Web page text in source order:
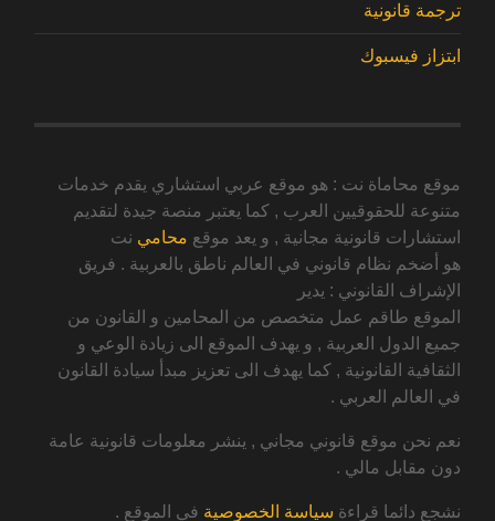
ترجمة قانونية
ابتزاز فيسبوك
موقع محاماة نت : هو موقع عربي استشاري يقدم خدمات
متنوعة للحقوقيين العرب , كما يعتبر منصة جيدة لتقديم
استشارات قانونية مجانية , و يعد موقع محامي نت
هو أضخم نظام قانوني في العالم ناطق بالعربية . فريق
الإشراف القانوني : يدير
الموقع طاقم عمل متخصص من المحامين و القانون من
جميع الدول العربية , و يهدف الموقع الى زيادة الوعي و
الثقافية القانونية , كما يهدف الى تعزيز مبدأ سيادة القانون
في العالم العربي .
نعم نحن موقع قانوني مجاني , ينشر معلومات قانونية عامة
دون مقابل مالي .
نشجع دائما قراءة سياسة الخصوصية في الموقع .